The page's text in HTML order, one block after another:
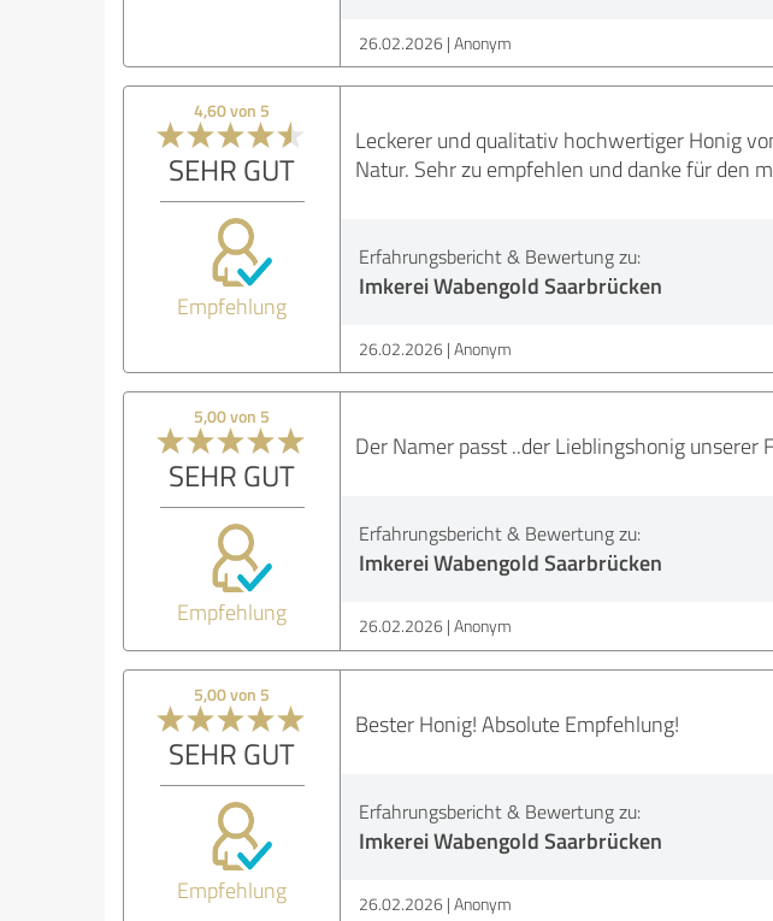
26.02.2026 Anonym
4,60 von 5
SEHR GUT
Empfehlung
Leckerer und qualitativ hochwertiger Honig
Natur. Sehr zu empfehlen und danke für den
Erfahrungsbericht & Bewertung zu:
Imkerei Wabengold Saarbrücken
26.02.2026 Anonym
5,00 von 5
SEHR GUT
Empfehlung
Der Namer passt ..der Lieblingshonig unserer
Erfahrungsbericht & Bewertung zu:
Imkerei Wabengold Saarbrücken
26.02.2026 Anonym
5,00 von 5
SEHR GUT
Empfehlung
Bester Honig! Absolute Empfehlung!
Erfahrungsbericht & Bewertung zu:
Imkerei Wabengold Saarbrücken
26.02.2026 Anonym